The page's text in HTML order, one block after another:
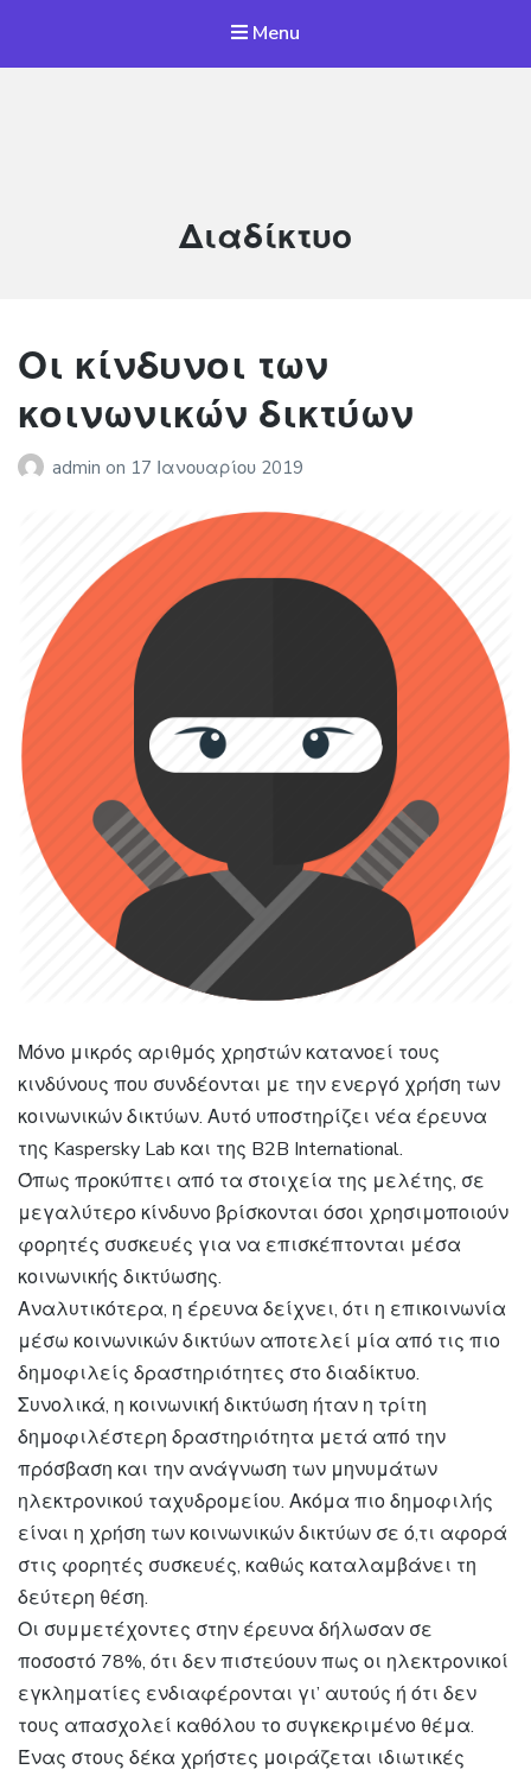
Menu
Κατηγορία:
Διαδίκτυο
Οι κίνδυνοι των
κοινωνικών δικτύων
admin on 17 Ιανουαρίου 2019
Μόνο μικρός αριθμός χρηστών κατανοεί τους
κινδύνους που συνδέονται με την ενεργό χρήση των
κοινωνικών δικτύων. Αυτό υποστηρίζει νέα έρευνα
της Kaspersky Lab και της B2B International.
Όπως προκύπτει από τα στοιχεία της μελέτης, σε
μεγαλύτερο κίνδυνο βρίσκονται όσοι χρησιμοποιούν
φορητές συσκευές για να επισκέπτονται μέσα
κοινωνικής δικτύωσης.
Αναλυτικότερα, η έρευνα δείχνει, ότι η επικοινωνία
μέσω κοινωνικών δικτύων αποτελεί μία από τις πιο
δημοφιλείς δραστηριότητες στο διαδίκτυο.
Συνολικά, η κοινωνική δικτύωση ήταν η τρίτη
δημοφιλέστερη δραστηριότητα μετά από την
πρόσβαση και την ανάγνωση των μηνυμάτων
ηλεκτρονικού ταχυδρομείου. Ακόμα πιο δημοφιλής
είναι η χρήση των κοινωνικών δικτύων σε ό,τι αφορά
στις φορητές συσκευές, καθώς καταλαμβάνει τη
δεύτερη θέση.
Οι συμμετέχοντες στην έρευνα δήλωσαν σε
ποσοστό 78%, ότι δεν πιστεύουν πως οι ηλεκτρονικοί
εγκληματίες ενδιαφέρονται γι’ αυτούς ή ότι δεν
τους απασχολεί καθόλου το συγκεκριμένο θέμα.
Ένας στους δέκα χρήστες μοιράζεται ιδιωτικές